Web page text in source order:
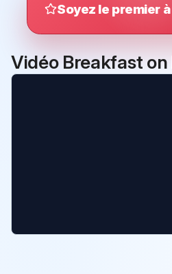
Soyez le premier
Vidéo Breakfast